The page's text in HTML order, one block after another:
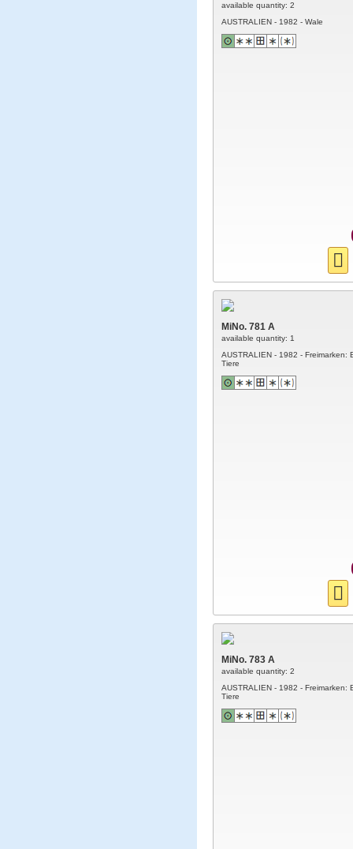
available quantity: 2
AUSTRALIEN - 1982 - Wale
MiNo. 781 A
available quantity: 1
AUSTRALIEN - 1982 - Freimarken:
Tiere
MiNo. 783 A
available quantity: 2
AUSTRALIEN - 1982 - Freimarken:
Tiere